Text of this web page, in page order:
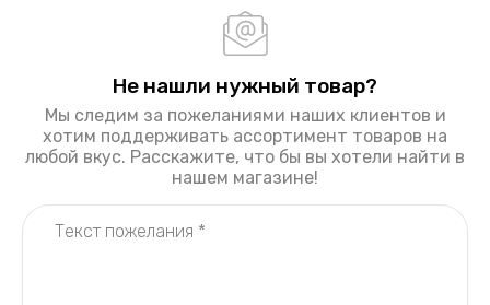
Не нашли нужный товар?
Мы следим за пожеланиями наших клиентов и
хотим поддерживать ассортимент товаров на
любой вкус. Расскажите, что бы вы хотели найти в
нашем магазине!